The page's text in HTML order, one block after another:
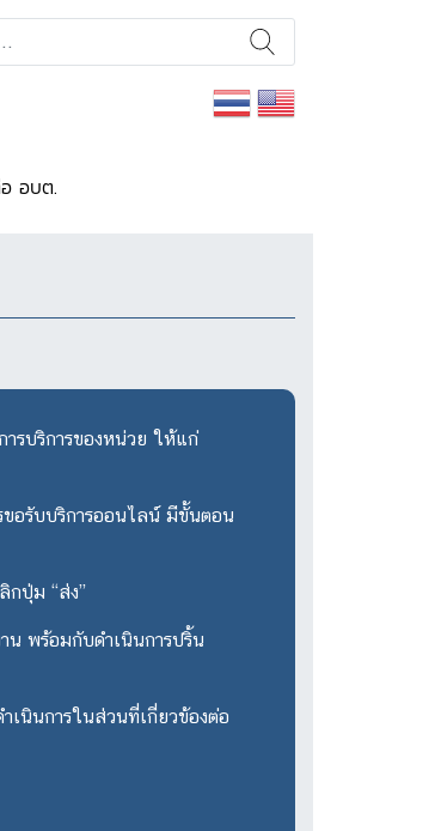
อบต.
รบริการของหน่วย ให้แก่
ขอรับบริการออนไลน์ มีขั้นตอน
กปุ่ม “ส่ง”
น พร้อมกับดำเนินการปริ้น
เนินการในส่วนที่เกี่ยวข้องต่อ